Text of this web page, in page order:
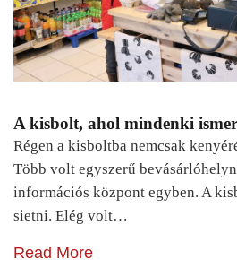
A kisbolt, ahol mindenki
Régen a kisboltba nemcsak
Több volt egyszerű
információs központ egyben. A
sietni. Elég volt…
Read More